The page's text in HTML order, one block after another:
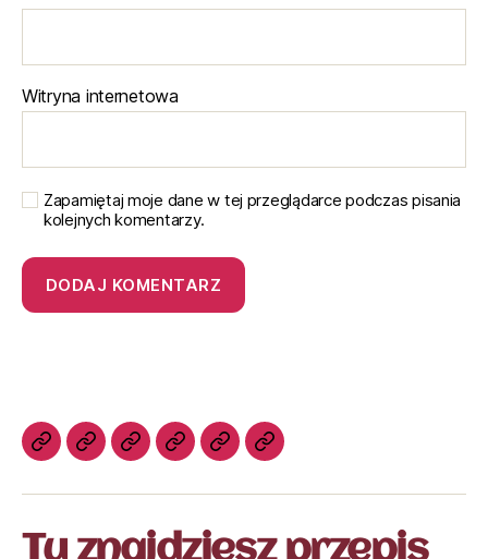
Witryna internetowa
Zapamiętaj moje dane w tej przeglądarce podczas pisania
kolejnych komentarzy.